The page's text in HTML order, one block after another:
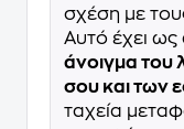
σχέση με
Αυτό έχει
άνοιγμα του
σου και των
ταχεία